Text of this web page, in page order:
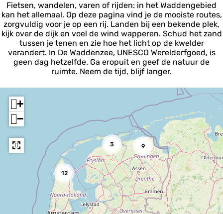
Fietsen, wandelen, varen of rijden: in het Waddengebied
kan het allemaal. Op deze pagina vind je de mooiste routes,
zorgvuldig voor je op een rij. Landen bij een bekende plek,
kijk over de dijk en voel de wind wapperen. Schud het zand
tussen je tenen en zie hoe het licht op de kwelder
verandert. In De Waddenzee, UNESCO Werelderfgoed, is
geen dag hetzelfde. Ga eropuit en geef de natuur de
ruimte. Neem de tijd, blijf langer.
12
3 9
+
−